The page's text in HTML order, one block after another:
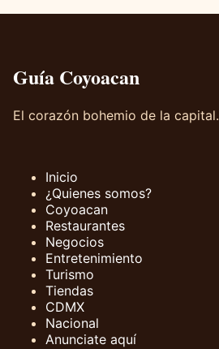
Guía Coyoacan
El corazón bohemio de la capital.
Inicio
¿Quienes somos?
Coyoacan
Restaurantes
Negocios
Entretenimiento
Turismo
Tiendas
CDMX
Nacional
Anunciate aquí